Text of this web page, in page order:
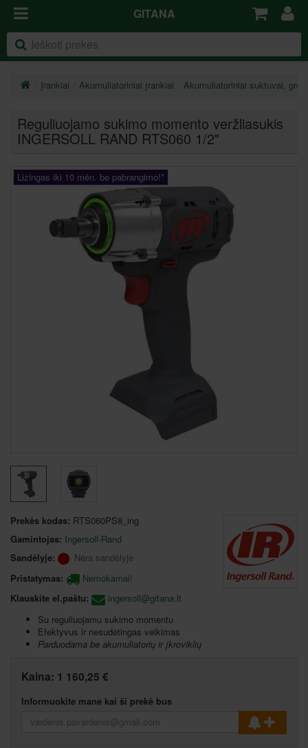
GITANA
Įrankiai Akumuliatoriniai įrankiai Akumuliatoriniai suktuvai,
Reguliuojamo sukimo momento veržliasukis
INGERSOLL RAND RTS060 1/2"
Lizingas iki 10 mėn. be pabrangimo!*
Prekės kodas: RTS060PS8_ing
Gamintojas: Ingersoll-Rand
Sandėlyje:
Nėra sandėlyje
Pristatymas:
Nemokamai!
Klauskite el.paštu:
ingersoll@gitana.lt
Su reguliuojamu sukimo momentu
Efektyvus ir nesudėtingas veikimas
Parduodama be akumuliatorių ir įkroviklių
Kaina: 1 160,25 €
Informuokite mane kai ši prekė bus